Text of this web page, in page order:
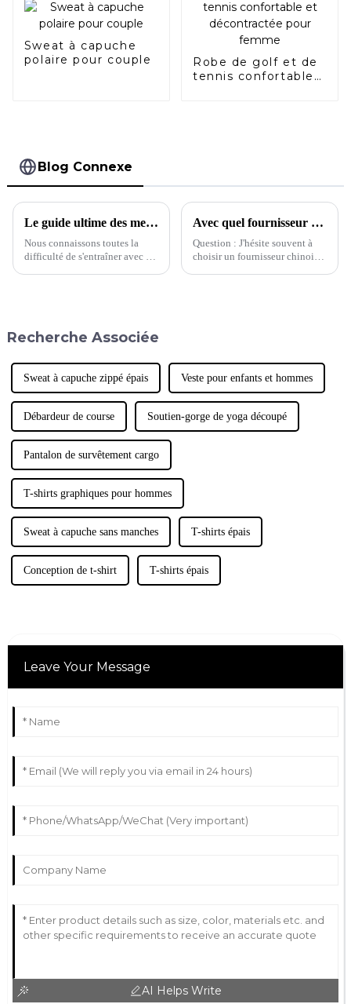
Sweat à capuche
polaire pour couple
Robe de golf et de
tennis confortable
Blog Connexe
Le guide ultime des meilleurs soutiens-gorge de sport
Nous connaissons toutes la
difficulté de s'entraîner avec un
avons tous…
Avec quel fournisseur devrais-je choisir de travailler ?
Question : J'hésite souvent à
choisir un fournisseur chinois.
Recherche Associée
Sweat à capuche zippé épais Veste pour enfants et hommes
Débardeur de course Soutien-gorge de yoga découpé
Pantalon de survêtement cargo
T-shirts graphiques pour hommes
Sweat à capuche sans manches T-shirts épais
Conception de t-shirt T-shirts épais
Leave Your Message
AI Helps Write